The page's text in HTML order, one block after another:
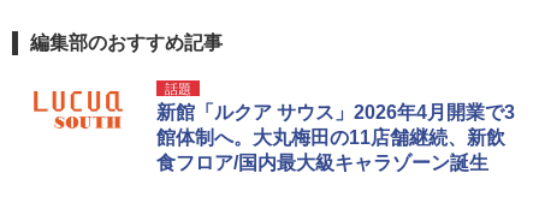
編集部のおすすめ記事
話題
新館「ルクア サウス」2026年4月開業で3
館体制へ。大丸梅田の11店舗継続、新飲
食フロア/国内最大級キャラゾーン誕生